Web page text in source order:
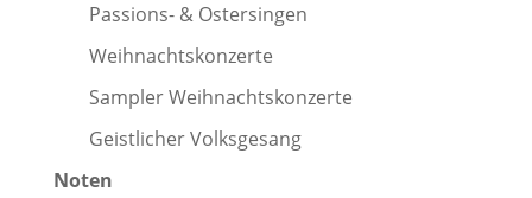
Passions- & Ostersingen
Weihnachtskonzerte
Sampler Weihnachtskonzerte
Geistlicher Volksgesang
Noten